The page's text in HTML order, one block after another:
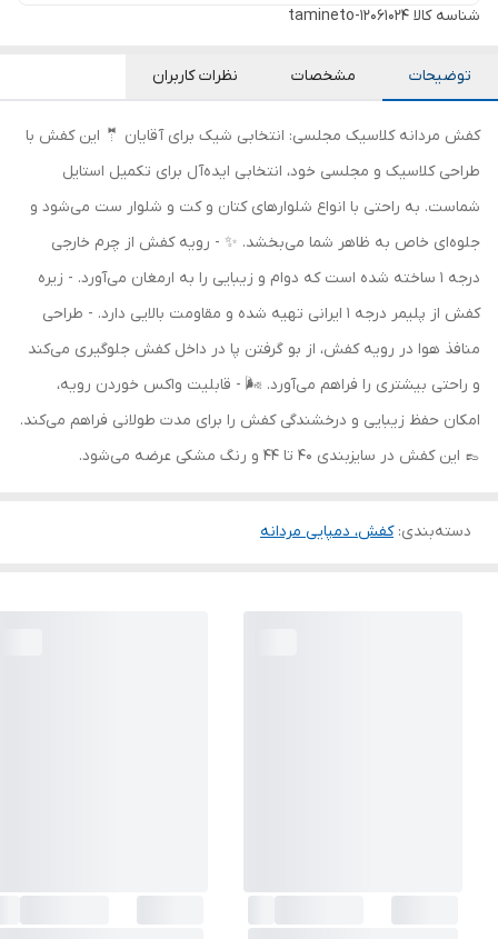
شناسه کالا tamineto-12061024
توضیحات مشخصات نظرات کاربران
کفش مردانه کلاسیک مجلسی: انتخابی شیک برای آقایان 🤵 این کفش با
طراحی کلاسیک و مجلسی خود، انتخابی ایده‌آل برای تکمیل استایل
شماست. به راحتی با انواع شلوارهای کتان و کت و شلوار ست می‌شود و
جلوه‌ای خاص به ظاهر شما می‌بخشد. ✨ - رویه کفش از چرم خارجی
درجه 1 ساخته شده است که دوام و زیبایی را به ارمغان می‌آورد. - زیره
کفش از پلیمر درجه 1 ایرانی تهیه شده و مقاومت بالایی دارد. - طراحی
منافذ هوا در رویه کفش، از بو گرفتن پا در داخل کفش جلوگیری می‌کند
و راحتی بیشتری را فراهم می‌آورد. 🌬️ - قابلیت واکس خوردن رویه،
امکان حفظ زیبایی و درخشندگی کفش را برای مدت طولانی فراهم می‌کند.
👞 این کفش در سایزبندی 40 تا 44 و رنگ مشکی عرضه می‌شود.
دسته‌بندی:کفش، دمپایی مردانه